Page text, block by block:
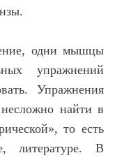
одни мышцы
упражнений
Упражнения
найти в
то есть
литературе. В